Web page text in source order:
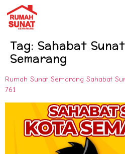
Tag: Sahabat
Semarang
Rumah Sunat Semarang Sahabat
761